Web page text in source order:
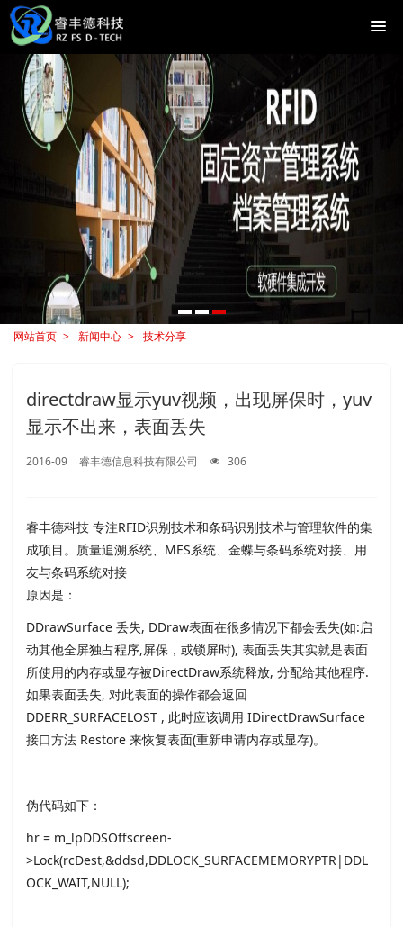
网站首页 新闻中心 技术分享
directdraw显示yuv视频，出现屏保时，yuv
显示不出来，表面丢失
2016-09 睿丰德信息科技有限公司 306
睿丰德科技 专注RFID识别技术和条码识别技术与管理软件的集
成项目。质量追溯系统、MES系统、金蝶与条码系统对接、用
友与条码系统对接
原因是：
DDrawSurface 丢失, DDraw表面在很多情况下都会丢失(如:启
动其他全屏独占程序,屏保，或锁屏时), 表面丢失其实就是表面
所使用的内存或显存被DirectDraw系统释放, 分配给其他程序.
如果表面丢失, 对此表面的操作都会返回
DDERR_SURFACELOST , 此时应该调用 IDirectDrawSurface
接口方法 Restore 来恢复表面(重新申请内存或显存)。
伪代码如下：
hr = m_lpDDSOffscreen-
>Lock(rcDest,&ddsd,DDLOCK_SURFACEMEMORYPTR|DDL
OCK_WAIT,NULL);